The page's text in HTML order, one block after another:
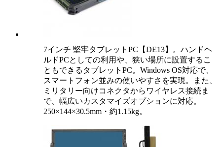
7インチ 堅牢タブレットPC【DE13】。ハンドヘ
ルドPCとしての利用や、狭い場所に設置するこ
ともできるタブレットPC。Windows OS対応で、
スマートフォン並みの使いやすさを実現。また、
ミリタリー向けコネクタからワイヤレス接続ま
で、幅広いカスタマイズオプションに対応。
250×144×30.5mm・約1.15kg。